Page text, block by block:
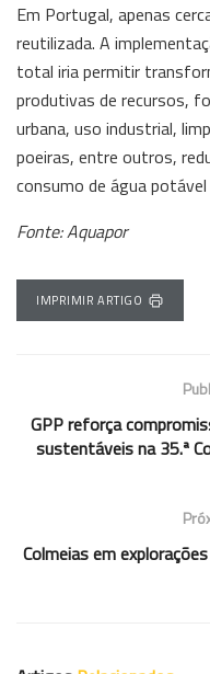
Em Portugal, apenas
reutilizada. A
total iria permitir
produtivas de recursos,
urbana, uso industrial,
poeiras, entre outros,
consumo de água
Fonte: Aquapor
IMPRIMIR ARTIGO
GPP reforça
sustentáveis na 35.ª
Colmeias em